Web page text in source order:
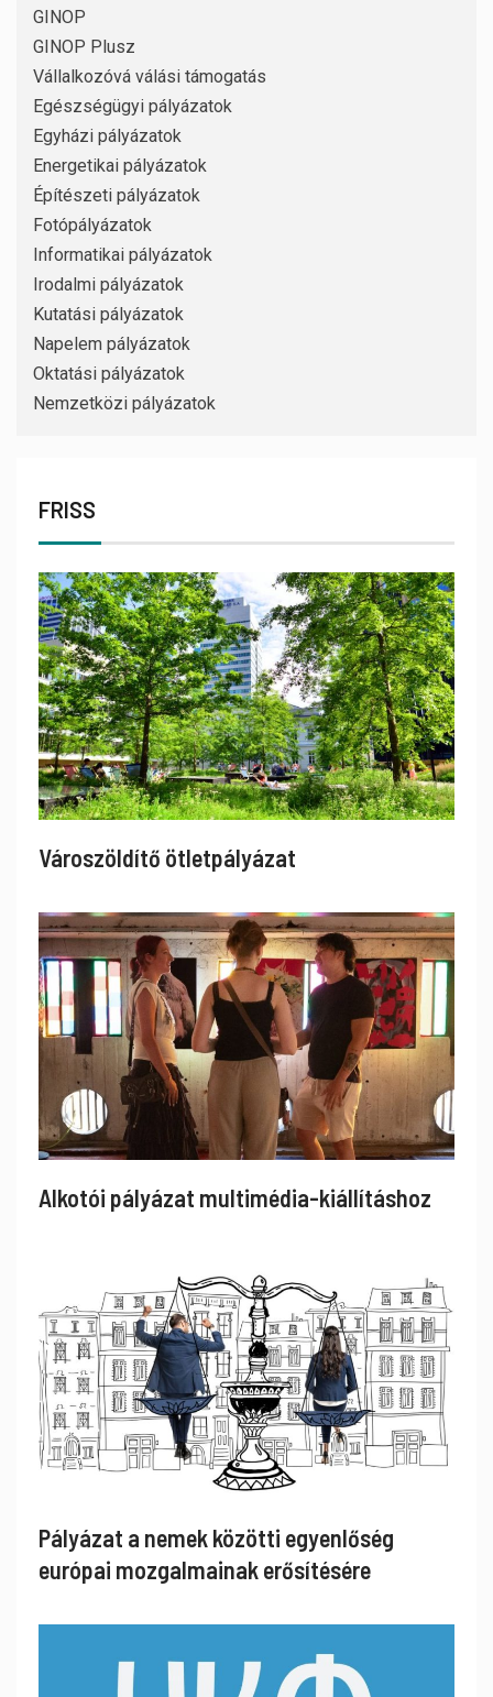
GINOP
GINOP Plusz
Vállalkozóvá válási támogatás
Egészségügyi pályázatok
Egyházi pályázatok
Energetikai pályázatok
Építészeti pályázatok
Fotópályázatok
Informatikai pályázatok
Irodalmi pályázatok
Kutatási pályázatok
Napelem pályázatok
Oktatási pályázatok
Nemzetközi pályázatok
FRISS
Városzöldítő ötletpályázat
Alkotói pályázat multimédia-kiállításhoz
Pályázat a nemek közötti egyenlőség
európai mozgalmainak erősítésére